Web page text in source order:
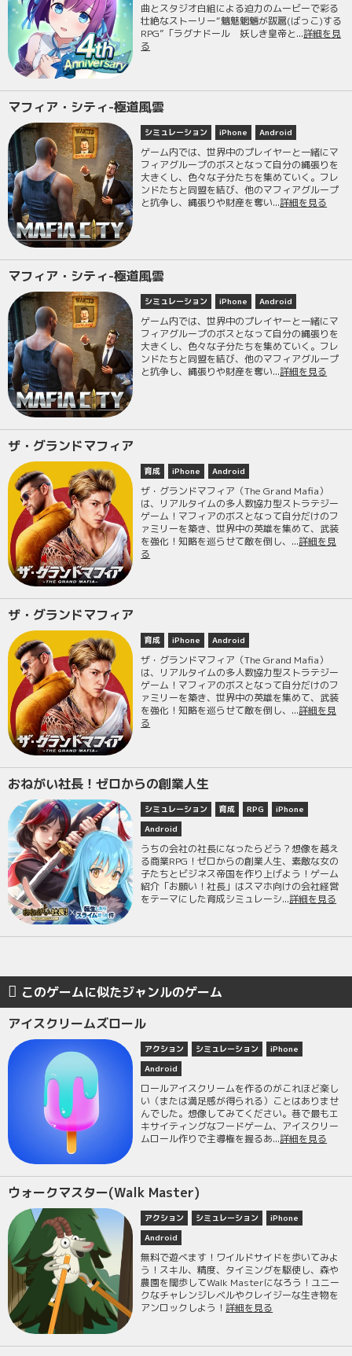
曲とスタジオ白組による迫力のムービーで彩る
壮絶なストーリー“魑魅魍魎が跋扈(ばっこ)する
RPG”「ラグナドール 妖しき皇帝と...詳細を見
る
マフィア・シティ-極道風雲
シミュレーション iPhone Android
ゲーム内では、世界中のプレイヤーと一緒にマ
フィアグループのボスとなって自分の縄張りを
大きくし、色々な子分たちを集めていく。フレ
ンドたちと同盟を結び、他のマフィアグループ
と抗争し、縄張りや財産を奪い...詳細を見る
マフィア・シティ-極道風雲
シミュレーション iPhone Android
ゲーム内では、世界中のプレイヤーと一緒にマ
フィアグループのボスとなって自分の縄張りを
大きくし、色々な子分たちを集めていく。フレ
ンドたちと同盟を結び、他のマフィアグループ
と抗争し、縄張りや財産を奪い...詳細を見る
ザ・グランドマフィア
育成 iPhone Android
ザ・グランドマフィア（The Grand Mafia）
は、リアルタイムの多人数協力型ストラテジー
ゲーム！マフィアのボスとなって自分だけのフ
ァミリーを築き、世界中の英雄を集めて、武装
を強化！知略を巡らせて敵を倒し、...詳細を見
る
ザ・グランドマフィア
育成 iPhone Android
ザ・グランドマフィア（The Grand Mafia）
は、リアルタイムの多人数協力型ストラテジー
ゲーム！マフィアのボスとなって自分だけのフ
ァミリーを築き、世界中の英雄を集めて、武装
を強化！知略を巡らせて敵を倒し、...詳細を見
る
おねがい社長！ゼロからの創業人生
シミュレーション 育成 RPG
iPhone
Android
うちの会社の社長になったらどう？想像を越え
る商業RPG！ゼロからの創業人生、素敵な女の
子たちとビジネス帝国を作り上げよう！ゲーム
紹介「お願い！社長」はスマホ向けの会社経営
をテーマにした育成シミュレーシ...詳細を見る
このゲームに似たジャンルのゲーム
アイスクリームズロール
アクション シミュレーション
iPhone
Android
ロールアイスクリームを作るのがこれほど楽し
い（または満足感が得られる）ことはありませ
んでした。想像してみてください。巷で最もエ
キサイティングなフードゲーム、アイスクリー
ムロール作りで主導権を握るあ...詳細を見る
ウォークマスター(Walk Master)
アクション シミュレーション
iPhone
Android
無料で遊べます！ワイルドサイドを歩いてみよ
う！スキル、精度、タイミングを駆使し、森や
農園を闊歩してWalk Masterになろう！ユニー
クなチャレンジレベルやクレイジーな生き物を
アンロックしよう！詳細を見る